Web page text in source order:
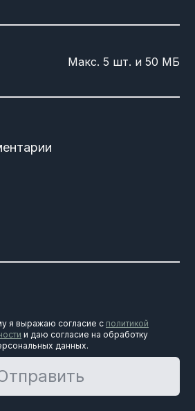
я выражаю согласие с политикой
и даю согласие на обработку
данных.